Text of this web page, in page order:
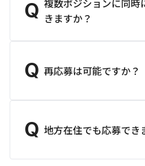
Q 複数ポジションに同時
きますか？
Q 再応募は可能ですか？
Q 地方在住でも応募でき